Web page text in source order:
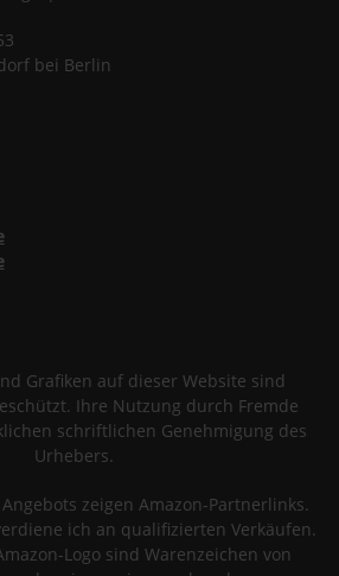
bei Berlin
Grafiken auf dieser Website sind
Ihre Nutzung durch Fremde
schriftlichen Genehmigung des
Urhebers.
zeigen Amazon-Partnerlinks.
ich an qualifizierten Verkäufen.
Logo sind Warenzeichen von